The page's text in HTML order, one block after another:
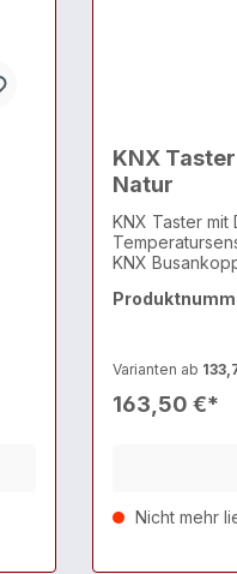
KNX
Natur
KNX Taster mit
KNX
Varianten ab
163,50 €*
Nicht mehr